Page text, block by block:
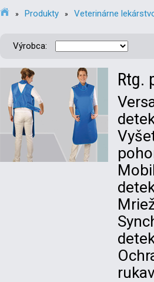
» Produkty » Veterinárne
Výrobca:
Rtg.